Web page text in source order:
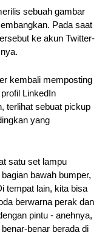
sebuah gambar
Pada saat
ke akun Twitter-
kembali memposting
LinkedIn
terlihat sebuat pickup
yang
satu set lampu
bawah bumper,
tempat lain, kita bisa
berwarna perak dan
pintu - anehnya,
benar berada di